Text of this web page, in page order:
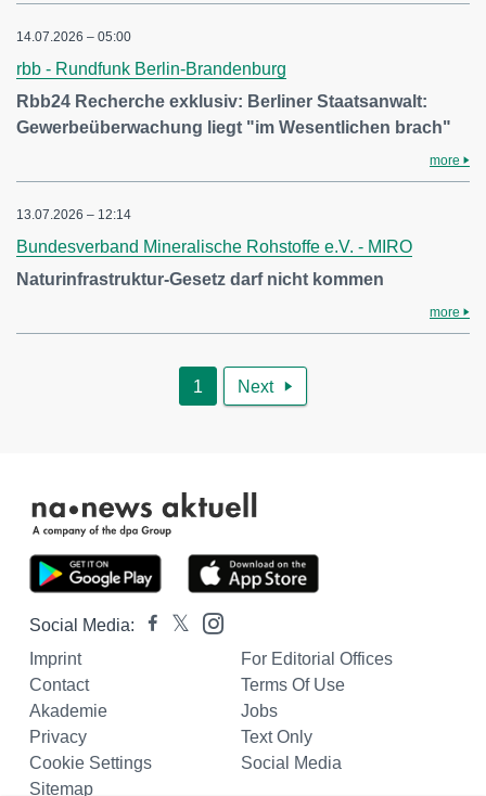
14.07.2026 – 05:00
rbb - Rundfunk Berlin-Brandenburg
Rbb24 Recherche exklusiv: Berliner Staatsanwalt:
Gewerbeüberwachung liegt "im Wesentlichen brach"
more
13.07.2026 – 12:14
Bundesverband Mineralische Rohstoffe e.V. - MIRO
Naturinfrastruktur-Gesetz darf nicht kommen
more
1 Next 
Social Media:
Imprint
For Editorial Offices
Contact
Terms Of Use
Akademie
Jobs
Privacy
Text Only
Cookie Settings
Social Media
Sitemap